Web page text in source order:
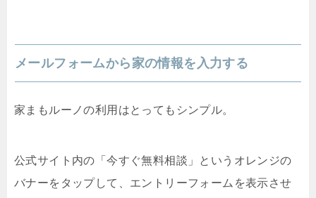
メールフォームから家の情報を入力する
家まもルーノの利用はとってもシンプル。
公式サイト内の「今すぐ無料相談」というオレンジの
バナーをタップして、エントリーフォームを表示させ